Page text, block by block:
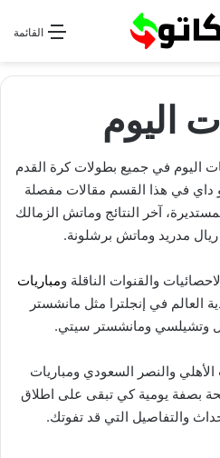
القائمة
اليوم
اليوم في جميع بطولات كرة القدم
داي في هذا القسم مقالات مفصلة
آخر النتائج وماتش الزمالك
مدريد وماتش برشلونة.
والقنوات الناقلة ومباريات
العالم في إنجلترا مثل مانشستر
وتشيلسي ومانشستر سيتي.
والنصر السعودي ومباريات
بصفة يومية كي تبقى على اطلاق
والتفاصيل التي قد تفوتك.